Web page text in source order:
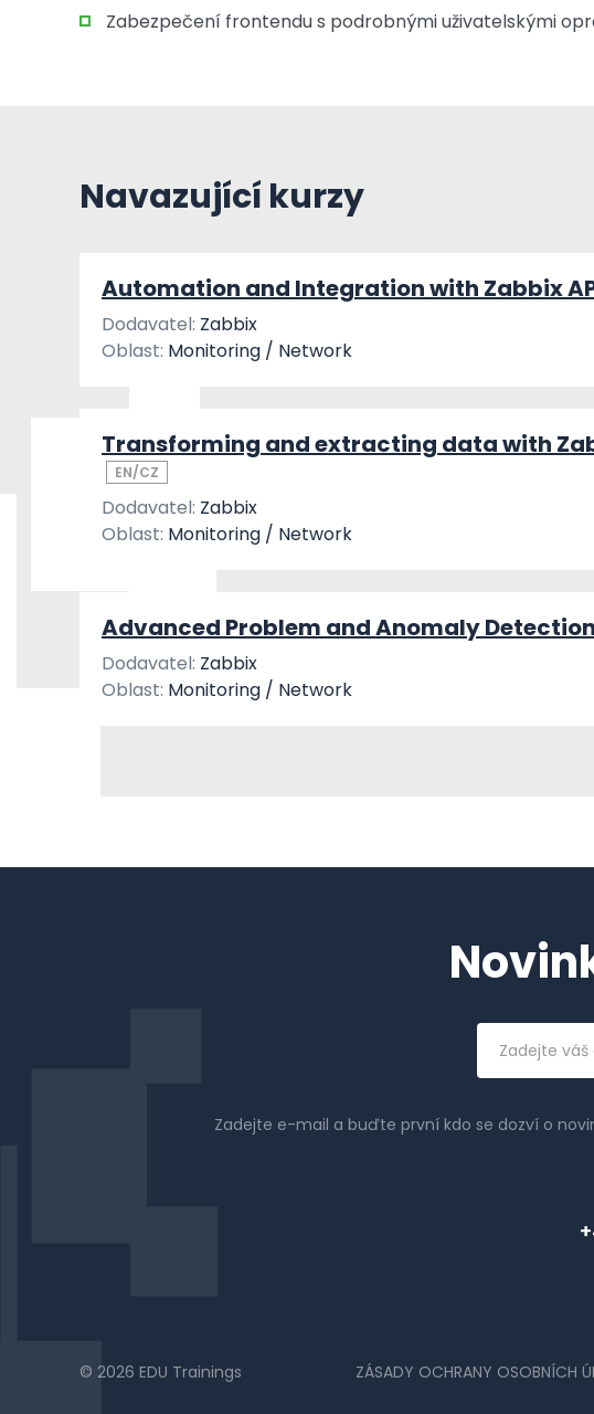
Zabezpečení frontendu s podrobnými uživatelskými
Navazující kurzy
Automation and Integration with Zabbix
Dodavatel: Zabbix
Oblast: Monitoring / Network
Transforming and extracting data with
EN/CZ
Dodavatel: Zabbix
Oblast: Monitoring / Network
Advanced Problem and Anomaly
Dodavatel: Zabbix
Oblast: Monitoring / Network
Emailová
adresa
Zadejte e-mail a buďte první kdo se dozví o
ZÁSADY OCHRANY OSOBNÍCH
© 2026 EDU Trainings